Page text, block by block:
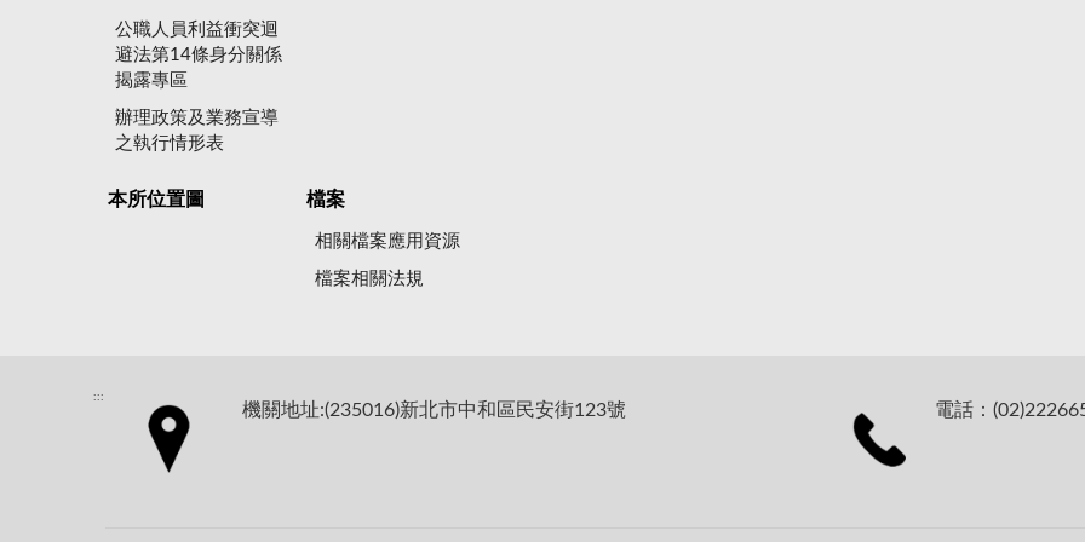
公職人員利益衝突迴
避法第14條身分關係
揭露專區
辦理政策及業務宣導
之執行情形表
本所位置圖 檔案
相關檔案應用資源
檔案相關法規
:::
機關地址:(235016)新北市中和區民安街123號 電話：